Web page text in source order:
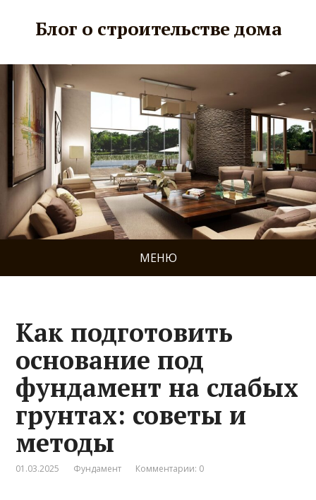
Блог о строительстве дома
МЕНЮ
Как подготовить
основание под
фундамент на слабых
грунтах: советы и
методы
01.03.2025 Фундамент Комментарии: 0